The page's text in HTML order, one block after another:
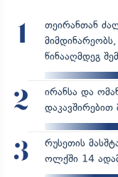
1
თეირანთან
წინააღმდეგ
2
ირანსა და
დაკავშირებით
3
რუსეთის
ოლქში 14